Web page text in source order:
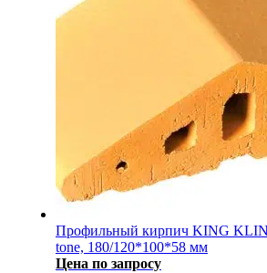
Профильный кирпич KING
tone, 180/120*100*58 мм
Цена по запросу